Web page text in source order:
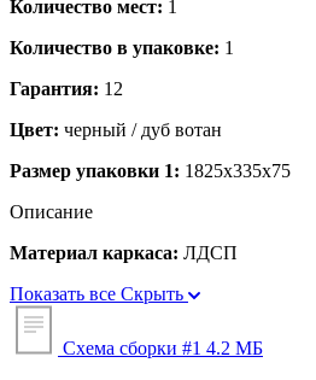
Количество мест: 1
Количество в упаковке: 1
Гарантия: 12
Цвет: черный / дуб вотан
Размер упаковки 1: 1825x335x75
Описание
Материал каркаса: ЛДСП
Показать все Скрыть
Схема сборки #1 4.2 МБ